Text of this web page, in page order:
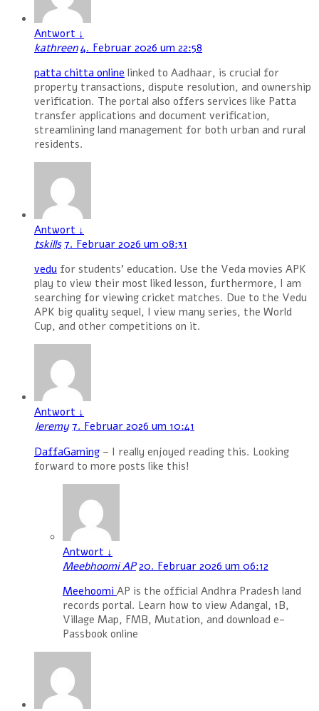
Antwort ↓
kathreen 4. Februar 2026 um 22:58
patta chitta online linked to Aadhaar, is crucial for
property transactions, dispute resolution, and ownership
verification. The portal also offers services like Patta
transfer applications and document verification,
streamlining land management for both urban and rural
residents.
Antwort ↓
tskills 7. Februar 2026 um 08:31
vedu for students’ education. Use the Veda movies APK
play to view their most liked lesson, furthermore, I am
searching for viewing cricket matches. Due to the Vedu
APK big quality sequel, I view many series, the World
Cup, and other competitions on it.
Antwort ↓
Jeremy 7. Februar 2026 um 10:41
DaffaGaming – I really enjoyed reading this. Looking
forward to more posts like this!
Antwort ↓
Meebhoomi AP 20. Februar 2026 um 06:12
Meehoomi AP is the official Andhra Pradesh land
records portal. Learn how to view Adangal, 1B,
Village Map, FMB, Mutation, and download e-
Passbook online